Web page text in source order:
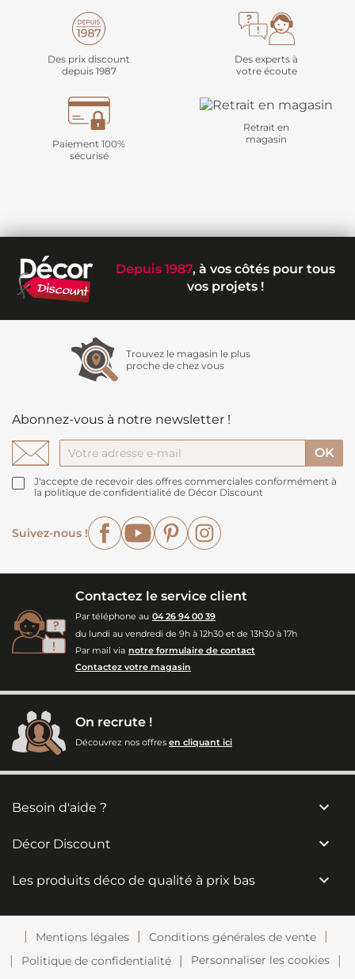
Des prix discount
depuis 1987
Des experts à
votre écoute
Paiement 100%
sécurisé
Retrait en
magasin
Depuis 1987, à vos côtés pour tous
vos projets !
Trouvez le magasin le plus
proche de chez vous
Abonnez-vous à notre newsletter !
J'accepte de recevoir des offres commerciales conformément à
la politique de confidentialité de Décor Discount
Suivez-nous !
FacebookYouTubePinterest
Contactez le service client
Par téléphone au 04 26 94 00 39
du lundi au vendredi de 9h à 12h30 et de 13h30 à 17h
Par mail via notre formulaire de contact
Contactez votre magasin
On recrute !
Découvrez nos offres en cliquant ici
Besoin d'aide ? 
Décor Discount 
Les produits déco de qualité à prix bas 
Mentions légales
Conditions générales de vente
Politique de confidentialité
Personnaliser les cookies